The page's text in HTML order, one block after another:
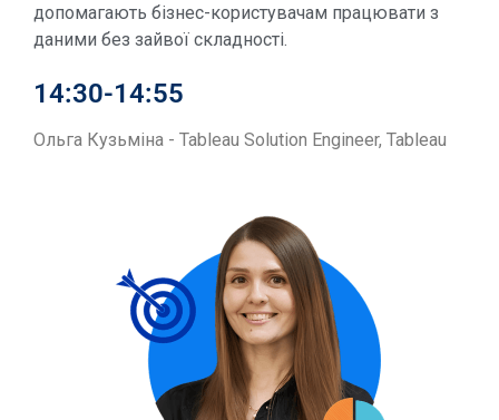
допомагають бізнес-користувачам працювати з
даними без зайвої складності.
14:30-14:55
Ольга Кузьміна - Tableau Solution Engineer, Tableau